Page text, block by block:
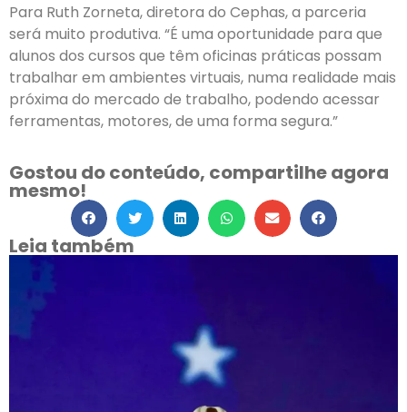
Para Ruth Zorneta, diretora do Cephas, a parceria
será muito produtiva. “É uma oportunidade para que
alunos dos cursos que têm oficinas práticas possam
trabalhar em ambientes virtuais, numa realidade mais
próxima do mercado de trabalho, podendo acessar
ferramentas, motores, de uma forma segura.”
Gostou do conteúdo, compartilhe agora
mesmo!
Leia também